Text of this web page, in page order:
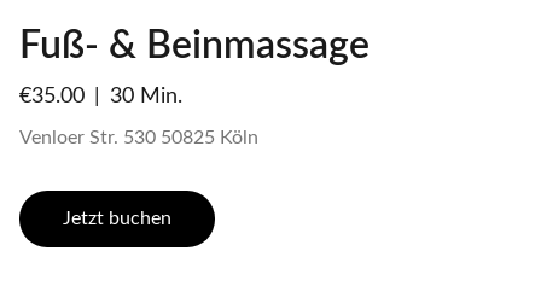
Fuß- & Beinmassage
€35.00 30 Min.
Venloer Str. 530 50825 Köln
Jetzt buchen